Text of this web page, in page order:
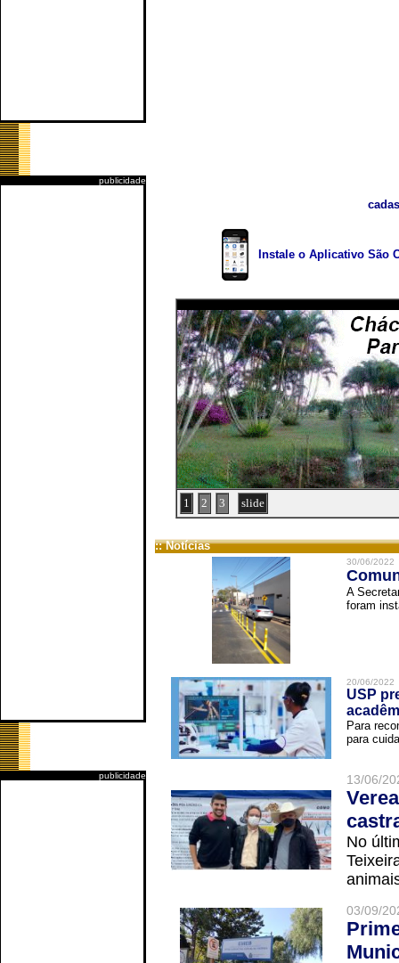
publicidade
publicidade
Instale o Aplicativo São
1 2 3 slide
:: Notícias
30/06/2022
A
foram
20/06/2022
USP
Para
para
13/06/
No
03/09/